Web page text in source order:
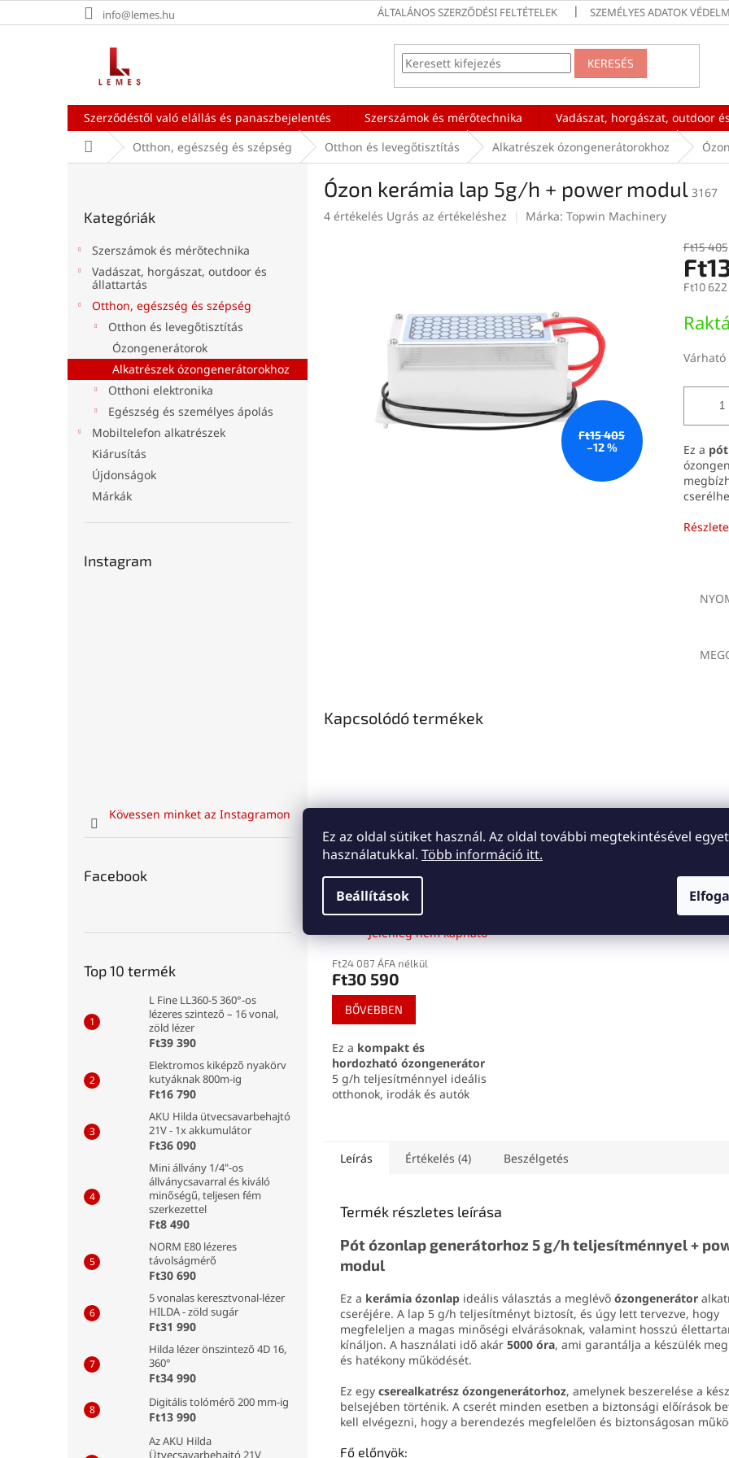
Ez az oldal sütiket használ. Az oldal további megtekintésével
használatukkal. Több információ itt.
Beállítások
a
info@lemes.hu ÁLTALÁNOS SZERZŐDÉSI FELTÉTELEK SZEMÉLYES ADATOK
KERESÉS
Szerződéstől való elállás és panaszbejelentés Szerszámok és mérőtechnika Vadászat, horgászat, outdoor
KezdőlapOtthon, egészség és szépség Otthon és levegőtisztítás Alkatrészek ózongenerátorokhoz
átugrása
Kategóriák
Szerszámok és mérőtechnika
Vadászat, horgászat, outdoor és
állattartás
Otthon, egészség és szépség
Otthon és levegőtisztítás
Ózongenerátorok
Alkatrészek ózongenerátorokhoz
Otthoni elektronika
Egészség és személyes ápolás
Mobiltelefon alkatrészek
Kiárusítás
Újdonságok
Márkák
Instagram
Kövessen minket az Instagramon
Facebook
Top 10 termék
L Fine LL360-5 360°-os
lézeres szintező – 16 vonal,
zöld lézer
Ft39 390
Elektromos kiképző nyakörv
kutyáknak 800m-ig
Ft16 790
AKU Hilda ütvecsavarbehajtó
21V - 1x akkumulátor
Ft36 090
Mini állvány 1/4"-os
állványcsavarral és kiváló
minőségű, teljesen fém
szerkezettel
Ft8 490
NORM E80 lézeres
távolságmérő
Ft30 690
5 vonalas keresztvonal-lézer
HILDA - zöld sugár
Ft31 990
Hilda lézer önszintező 4D 16,
360°
Ft34 990
Digitális tolómérő 200 mm-ig
Ft13 990
Az AKU Hilda
Ütvecsavarbehajtó 21V
Ózon kerámia lap 5g/h + power modul 3167
A
4 értékelés Ugrás az értékeléshez Márka: Topwin Machinery
Ft15 405
–12 %
Ft15 405
Ft10
Várható
Ez a
Kapcsolódó termékek
Ft45
771
–33 %
Silver 5g/h ózon
generátor
Jelenleg nem kapható
Ft24 087 ÁFA nélkül
Ft30 590
BŐVEBBEN
Ez a kompakt és
hordozható ózongenerátor
5 g/h teljesítménnyel ideális
otthonok, irodák és autók
ban eliminálja a
helyiségekben.
Leírás Értékelés (4) Beszélgetés
Termék részletes leírása
Pót ózonlap generátorhoz 5 g/h teljesítménnyel +
modul
Ez a kerámia ózonlap ideális választás a meglévő ózongenerátor
cseréjére. A lap 5 g/h teljesítményt biztosít, és úgy lett tervezve, hogy
megfeleljen a magas minőségi elvárásoknak, valamint hosszú
kínáljon. A használati idő akár 5000 óra, ami garantálja a készülék
és hatékony működését.
Ez egy cserealkatrész ózongenerátorhoz, amelynek beszerelése a
belsejében történik. A cserét minden esetben a biztonsági előírások
kell elvégezni, hogy a berendezés megfelelően és biztonságosan
Fő előnyök: